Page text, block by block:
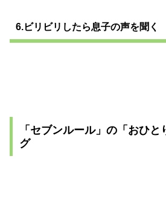
6.ビリビリしたら息子の声を聞く
「セブンルール」の「おひ
グ